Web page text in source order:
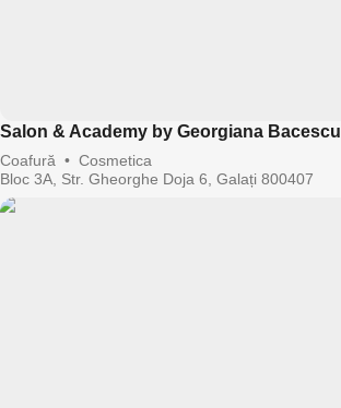
Salon & Academy by Georgiana Bacescu
Coafură • Cosmetica
Bloc 3A, Str. Gheorghe Doja 6, Galați 800407